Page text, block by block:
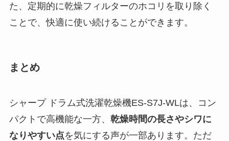
た、定期的に乾燥フィルターのホコリを取り除く
ことで、快適に使い続けることができます。
まとめ
シャープ ドラム式洗濯乾燥機ES-S7J-WLは、コン
パクトで高機能な一方、 乾燥時間の長さやシワに
なりやすい点を気にする声が一部あります。ただ